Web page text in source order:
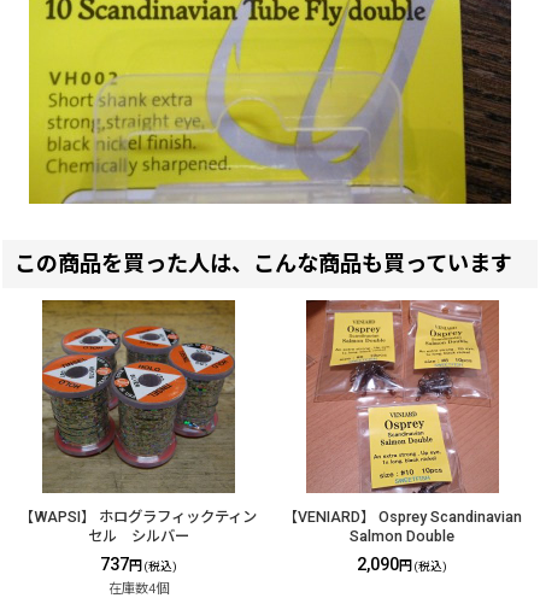
この商品を買った人は、こんな商品も買っています
【WAPSI】 ホログラフィックティン
セル シルバー
737円 (税込)
在庫数4個
【VENIARD】 Osprey Scandinavian
Salmon Double
2,090円 (税込)